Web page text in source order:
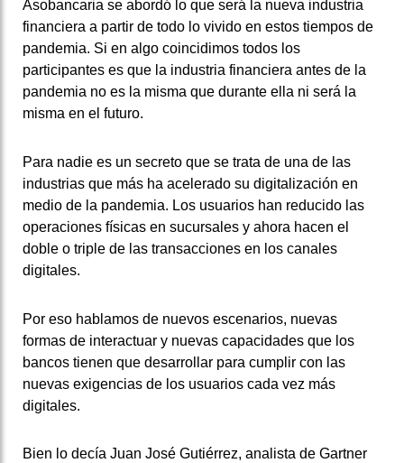
Asobancaria se abordó lo que será la nueva industria
financiera a partir de todo lo vivido en estos tiempos de
pandemia. Si en algo coincidimos todos los
participantes es que la industria financiera antes de la
pandemia no es la misma que durante ella ni será la
misma en el futuro.
Para nadie es un secreto que se trata de una de las
industrias que más ha acelerado su digitalización en
medio de la pandemia. Los usuarios han reducido las
operaciones físicas en sucursales y ahora hacen el
doble o triple de las transacciones en los canales
digitales.
Por eso hablamos de nuevos escenarios, nuevas
formas de interactuar y nuevas capacidades que los
bancos tienen que desarrollar para cumplir con las
nuevas exigencias de los usuarios cada vez más
digitales.
Bien lo decía Juan José Gutiérrez, analista de Gartner